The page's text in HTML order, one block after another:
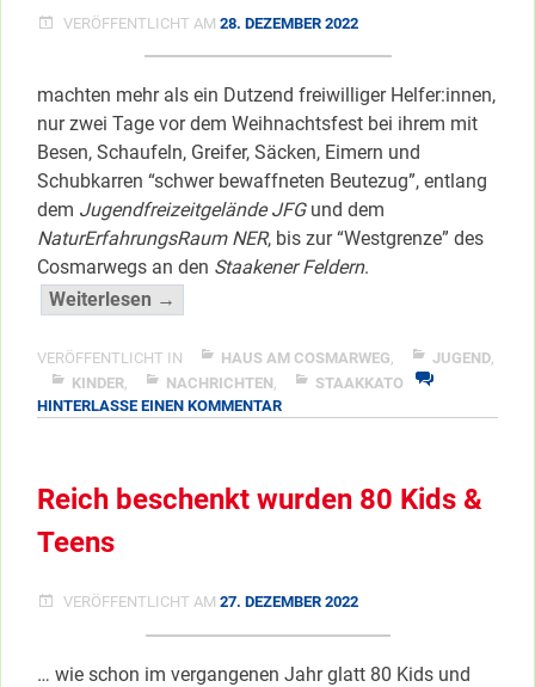
VERÖFFENTLICHT AM 28. DEZEMBER 2022
machten mehr als ein Dutzend freiwilliger Helfer:innen,
nur zwei Tage vor dem Weihnachtsfest bei ihrem mit
Besen, Schaufeln, Greifer, Säcken, Eimern und
Schubkarren “schwer bewaffneten Beutezug”, entlang
dem Jugendfreizeitgelände JFGund dem
NaturErfahrungsRaum NER, bis zur “Westgrenze” des
Cosmarwegs an den Staakener Feldern.
Weiterlesen →
am
Cosmarweg
…”
VERÖFFENTLICHT IN HAUS AM COSMARWEG, JUGEND,
KINDER, NACHRICHTEN,
STAAKKATO
HINTERLASSE EINEN KOMMENTARZU
COSMARWEG
Reich beschenkt wurden 80 Kids &
Teens
VERÖFFENTLICHT AM 27. DEZEMBER 2022
… wie schon im vergangenen Jahr glatt 80 Kids und